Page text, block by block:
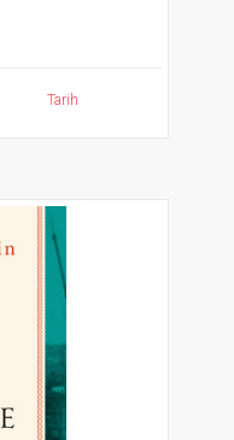
Tarih